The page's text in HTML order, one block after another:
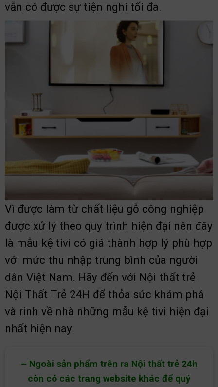
vẫn có được sự tiện nghi tối đa.
Vì được làm từ chất liệu gỗ công nghiệp
được xử lý theo quy trình hiện đại nên đây
là mẫu kệ tivi có giá thành hợp lý phù hợp
với mức thu nhập trung bình của người
dân Việt Nam. Hãy đến với Nội thất trẻ
Nội Thất Trẻ 24H để thỏa sức khám phá
và rinh về nhà những mẫu kệ tivi hiện đại
nhất hiện nay.
– Ngoài sản phẩm trên ra Nội thất trẻ 24h
còn có các trang website khác để quý